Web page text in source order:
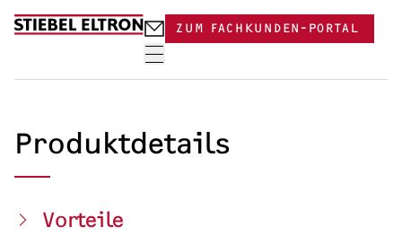
ZUM FACHKUNDEN-PORTAL
Produktdetails
Vorteile